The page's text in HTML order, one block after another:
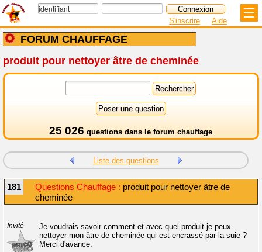
FORUM CHAUFFAGE
S'inscrire Aide
produit pour nettoyer âtre de cheminée
25 026 questions dans le forum chauffage
Liste des questions
181 Questions Chauffage : produit pour nettoyer âtre de
cheminée
Invité
Je voudrais savoir comment et avec quel produit je peux
nettoyer mon âtre de cheminée qui est encrassé par la suie ?
Merci d'avance.